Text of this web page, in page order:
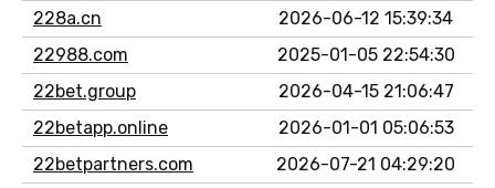
228a.cn
2026-06-12 15:39:34
22988.com
2025-01-05 22:54:30
22bet.group
2026-04-15 21:06:47
22betapp.online
2026-01-01 05:06:53
22betpartners.com
2026-07-21 04:29:20